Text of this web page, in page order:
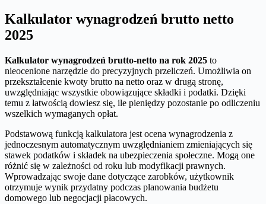
Kalkulator wynagrodzeń brutto netto
2025
Kalkulator wynagrodzeń brutto-netto na rok 2025 to
nieocenione narzędzie do precyzyjnych przeliczeń. Umożliwia on
przekształcenie kwoty brutto na netto oraz w drugą stronę,
uwzględniając wszystkie obowiązujące składki i podatki. Dzięki
temu z łatwością dowiesz się, ile pieniędzy pozostanie po odliczeniu
wszelkich wymaganych opłat.
Podstawową funkcją kalkulatora jest ocena wynagrodzenia z
jednoczesnym automatycznym uwzględnianiem zmieniających się
stawek podatków i składek na ubezpieczenia społeczne. Mogą one
różnić się w zależności od roku lub modyfikacji prawnych.
Wprowadzając swoje dane dotyczące zarobków, użytkownik
otrzymuje wynik przydatny podczas planowania budżetu
domowego lub negocjacji płacowych.